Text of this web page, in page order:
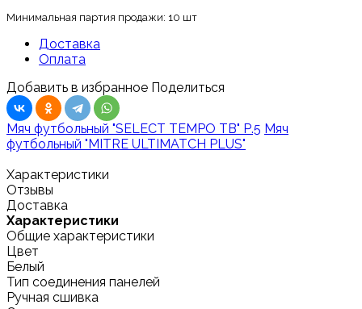
Минимальная партия продажи: 10 шт
Доставка
Оплата
Добавить в избранное Поделиться
Мяч футбольный "SELECT TEMPO TB" Р.5 Мяч
футбольный "MITRE ULTIMATCH PLUS"
Характеристики
Отзывы
Доставка
Характеристики
Общие характеристики
Цвет
Белый
Тип соединения панелей
Ручная сшивка